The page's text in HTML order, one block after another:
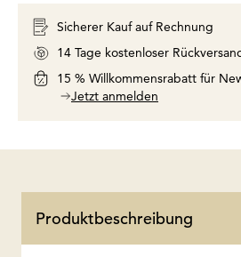
Sicherer Kauf auf Rechnung
14 Tage kostenloser
15 % Willkommensrabatt für
Jetzt anmelden
Produktbeschreibung